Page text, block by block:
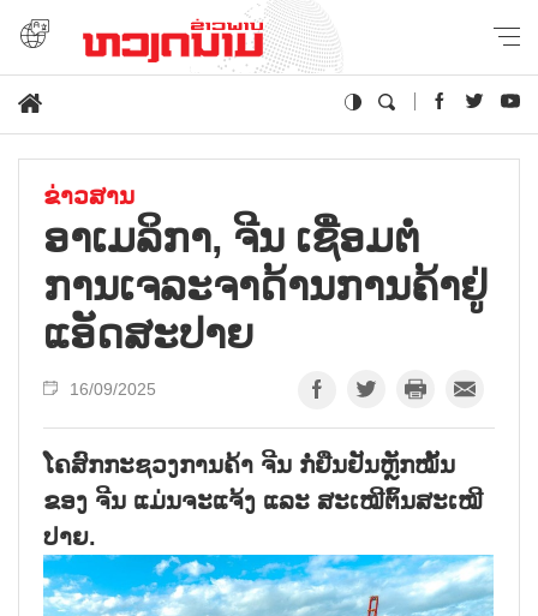
ຂ່າວສານ
ອາເມລິກາ, ຈີນ ເຊື່ອມຕໍ່
ການເຈລະຈາດ້ານການຄ້າຢູ່
ແອັດສະປາຍ
16/09/2025
ໂຄສົກກະຊວງການຄ້າ ຈີນ ກໍ່ຢືນຢັນຫຼັກໝັ້ນ
ຂອງ ຈີນ ແມ່ນຈະແຈ້ງ ແລະ ສະເໝີຕົ້ນສະເໝີ
ປາຍ.